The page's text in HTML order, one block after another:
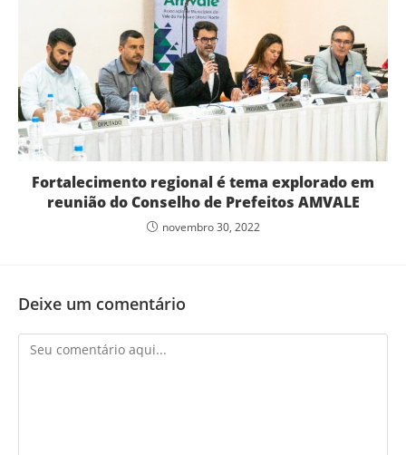
Fortalecimento regional é tema explorado em
reunião do Conselho de Prefeitos AMVALE
novembro 30, 2022
Deixe um comentário